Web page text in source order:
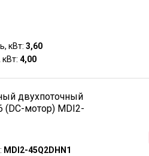
кВт: 3,60
4,00
двухпоточный
(DC-мотор) MDI2-
MDI2-45Q2DHN1